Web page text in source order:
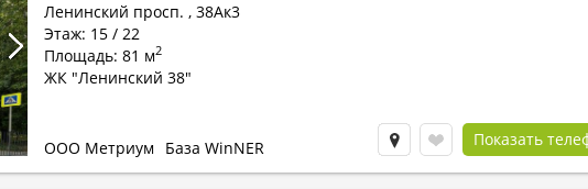
Ленинский просп. , 38Ак3
Этаж: 15 / 22
Площадь: 81 м2
ЖК "Ленинский 38"
ООО Метриум База WinNER Показать